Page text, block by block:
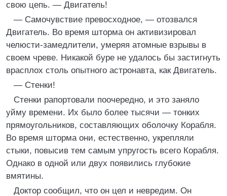
свою цепь. — Двигатель!
— Самочувствие превосходное, — отозвался
Двигатель. Во время шторма он активизировал
челюсти-замедлители, умеряя атомные взрывы в
своем чреве. Никакой буре не удалось бы застигнуть
врасплох столь опытного астронавта, как Двигатель.
— Стенки!
Стенки рапортовали поочередно, и это заняло
уйму времени. Их было более тысячи — тонких
прямоугольников, составляющих оболочку Корабля.
Во время шторма они, естественно, укрепляли
стыки, повысив тем самым упругость всего Корабля.
Однако в одной или двух появились глубокие
вмятины.
Доктор сообщил, что он цел и невредим. Он